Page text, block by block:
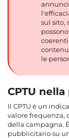
sul sito,
le
CPTU
Il CPTU è un
valore frequenza,
della campagna.
pubblicitario su